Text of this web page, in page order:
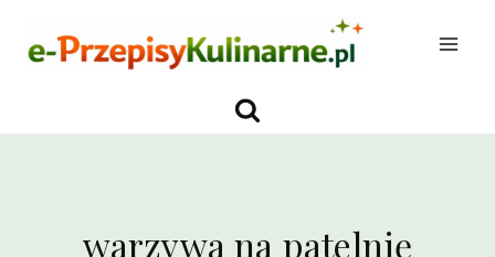
warzywa na patelnię